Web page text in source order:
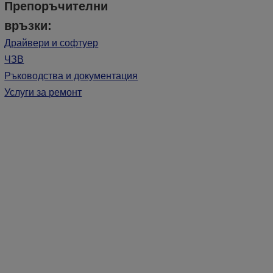
Препоръчителни
връзки:
Драйвери и софтуер
ЧЗВ
Ръководства и документация
Услуги за ремонт